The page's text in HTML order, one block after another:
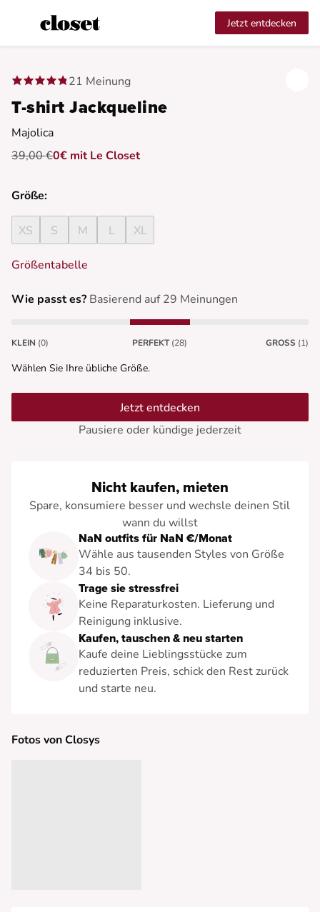
Jetzt entdecken
21 Meinung
T-shirt Jackqueline
Majolica
39,00 €0€ mit Le Closet
Größe:
XS S M L XL
Größentabelle
Wie passt es? Basierend auf 29 Meinungen
KLEIN (0) PERFEKT (28) GROSS (1)
Wählen Sie Ihre übliche Größe.
Jetzt entdecken
Pausiere oder kündige jederzeit
Nicht kaufen, mieten
Spare, konsumiere besser und wechsle deinen Stil
wann du willst
NaN outfits für NaN €/Monat
Wähle aus tausenden Styles von Größe
34 bis 50.
Trage sie stressfrei
Keine Reparaturkosten. Lieferung und
Reinigung inklusive.
Kaufen, tauschen & neu starten
Kaufe deine Lieblingsstücke zum
reduzierten Preis, schick den Rest zurück
und starte neu.
Fotos von Closys